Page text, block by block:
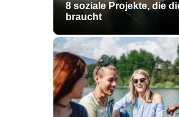
8 soziale Projekte, die
braucht